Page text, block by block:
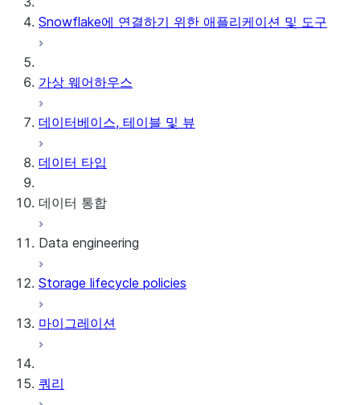
Snowflake에 연결하기 위한 애플리케이션 및 도구
가상 웨어하우스
데이터베이스, 테이블 및 뷰
데이터 타입
데이터 통합
Snowflake Openflow
Apache Iceberg™
Apache Iceberg™ 테이블
Data engineering
데이터 로딩
동적 테이블
Storage lifecycle policies
마이그레이션
쿼리